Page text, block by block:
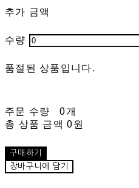
추가 금액
수량
품절된 상품입니다.
주문 수량
0개
총 상품 금액 0원
구매하기
장바구니에 담기